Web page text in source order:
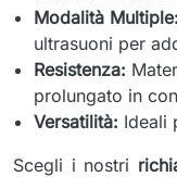
Modalità Multiple:
ultrasuoni per
Resistenza:
prolungato in
Versatilità: Ideali
Scegli i nostri